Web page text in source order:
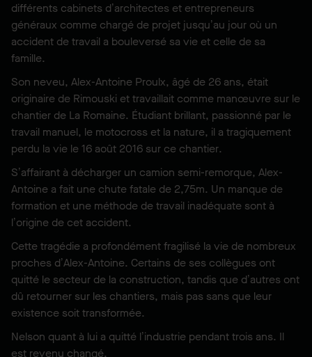
différents cabinets d’architectes et entrepreneurs
généraux comme chargé de projet jusqu’au jour où un
accident de travail a bouleversé sa vie et celle de sa
famille.
Son neveu, Alex-Antoine Proulx, âgé de 26 ans, était
originaire de Rimouski et travaillait comme manœuvre sur le
chantier de La Romaine. Étudiant brillant, passionné par le
travail manuel, le motocross et la nature, il a tragiquement
perdu la vie le 16 août 2016 sur ce chantier.
S’affairant à décharger un camion semi-remorque, Alex-
Antoine a fait une chute fatale de 2,75m. Un manque de
formation et une méthode de travail inadéquate sont à
l’origine de cet accident.
Cette tragédie a profondément fragilisé la vie de nombreux
proches d’Alex-Antoine. Certains de ses collègues ont
quitté le secteur de la construction, tandis que d’autres ont
dû retourner sur les chantiers, mais pas sans que leur
existence soit transformée.
Nelson quant à lui a quitté l’industrie pendant trois ans. Il
est revenu changé.